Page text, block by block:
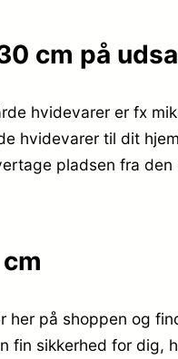
cm på
hvidevarer er fx
hvidevarer til dit
pladsen fra
på shoppen og
sikkerhed for dig,